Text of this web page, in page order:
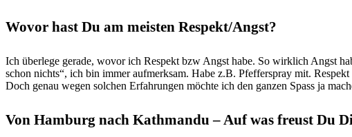
Wovor hast Du am meisten Respekt/Angst?
Ich überlege gerade, wovor ich Respekt bzw Angst habe. So wirklich Angst
schon nichts“, ich bin immer aufmerksam. Habe z.B. Pfefferspray mit.
Doch genau wegen solchen Erfahrungen möchte ich den ganzen Spass ja
Von Hamburg nach Kathmandu – Auf was freust Du